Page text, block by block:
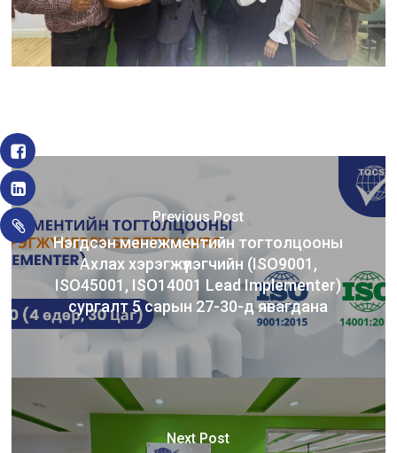
Previous Post
Нэгдсэн менежментийн тогтолцооны
Ахлах хэрэгжүүлэгчийн (ISO9001,
ISO45001, ISO14001 Lead Implementer)
сургалт 5 сарын 27-30-д явагдана
Next Post